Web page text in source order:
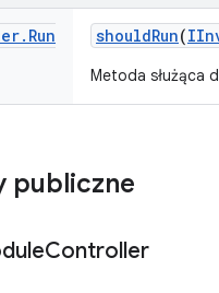
. Run
shouldRun(
Metoda służąca
publiczne
Controller